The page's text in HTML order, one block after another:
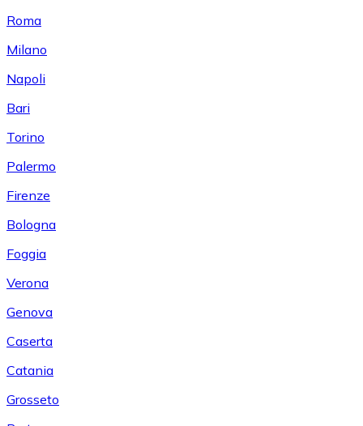
Roma
Milano
Napoli
Bari
Torino
Palermo
Firenze
Bologna
Foggia
Verona
Genova
Caserta
Catania
Grosseto